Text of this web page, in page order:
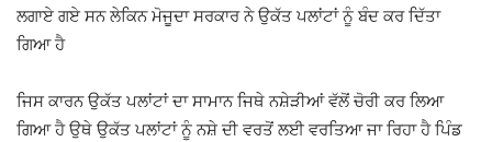
ਲਗਾਏ ਗਏ ਸਨ ਲੇਕਿਨ ਮੋਜੂਦਾ ਸਰਕਾਰ ਨੇ ਉਕੱਤ ਪਲਾਂਟਾਂ ਨੂੰ ਬੰਦ ਕਰ ਦਿੱਤਾ
ਗਿਆ ਹੈ
ਜਿਸ ਕਾਰਨ ਉਕੱਤ ਪਲਾਂਟਾਂ ਦਾ ਸਾਮਾਨ ਜਿਥੇ ਨਸ਼ੇੜੀਆਂ ਵੱਲੋਂ ਚੋਰੀ ਕਰ ਲਿਆ
ਗਿਆ ਹੈ ਉਥੇ ਉਕੱਤ ਪਲਾਂਟਾਂ ਨੂੰ ਨਸ਼ੇ ਦੀ ਵਰਤੋਂ ਲਈ ਵਰਤਿਆ ਜਾ ਰਿਹਾ ਹੈ ਪਿੰਡ